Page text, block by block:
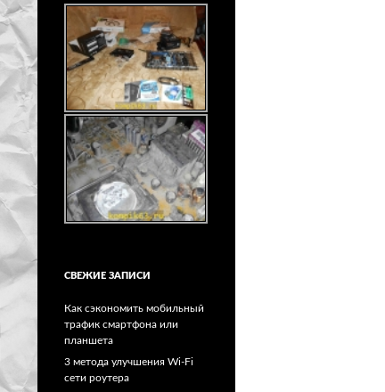
СВЕЖИЕ ЗАПИСИ
Как сэкономить мобильный
трафик смартфона или
планшета
3 метода улучшения Wi-Fi
сети роутера